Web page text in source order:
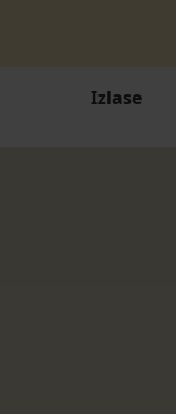
Izlase